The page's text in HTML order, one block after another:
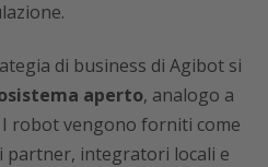
di business di Agibot si
aperto, analogo a
robot vengono forniti come
partner, integratori locali e